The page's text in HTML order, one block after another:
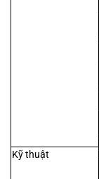
Kỹ thuật